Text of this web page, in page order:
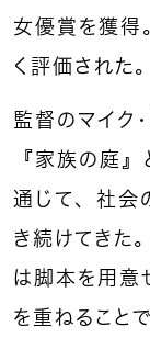
女優賞を獲得
く評価された。
監督のマイク
『家族の庭
通じて、社会
き続けてきた
は脚本を用意
を重ねること